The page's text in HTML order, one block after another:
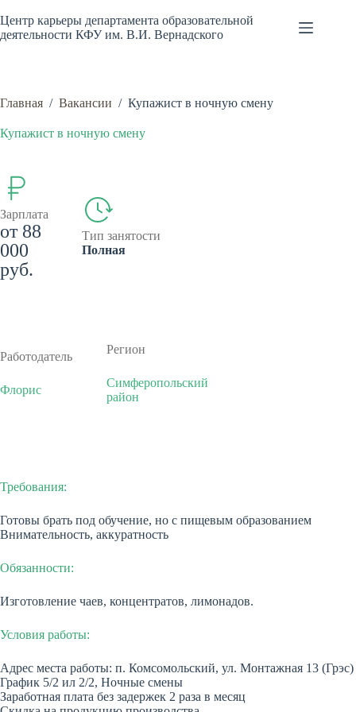
к
сути
Центр карьеры департамента образовательной
деятельности КФУ им. В.И. Вернадского
Главная / Вакансии / Купажист в ночную смену
Купажист в ночную смену
Зарплата
от 88
000
руб.
Тип занятости
Полная
Работодатель
Флорис
Регион
Симферопольский
район
Требования:
Готовы брать под обучение, но с пищевым образованием
Внимательность, аккуратность
Обязанности:
Изготовление чаев, концентратов, лимонадов.
Условия работы:
Адрес места работы: п. Комсомольский, ул. Монтажная 13 (Грэс)
График 5/2 ил 2/2, Ночные смены
Заработная плата без задержек 2 раза в месяц